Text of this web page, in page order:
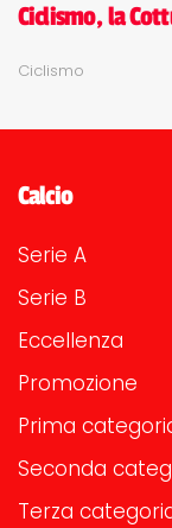
Ciclismo, la
Ciclismo
Calcio
Serie A
Serie B
Eccellenza
Promozione
Prima
Seconda
Terza